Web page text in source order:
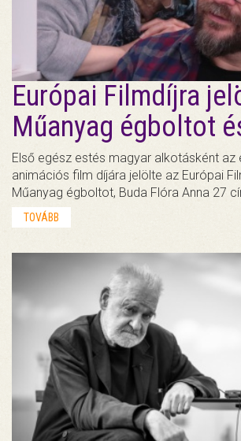
Európai Filmdíjra
Műanyag égboltot
Első egész estés magyar alkotásként az
animációs film díjára jelölte az Európai
Műanyag égboltot, Buda Flóra Anna 27
TOVÁBB